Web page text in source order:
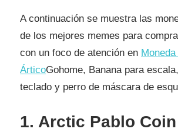
A continuación se muestra las
de los mejores memes para
con un foco de atención en
ÁrticoGohome, Banana para
teclado y perro de máscara de
1. Arctic Pablo Coin